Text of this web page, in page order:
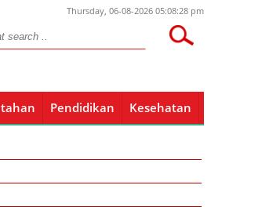
Thursday, 06-08-2026 05:08:28 pm
Sambangi Dan Berkoordinasi Dengan RSUD
Pendidikan Kesehatan